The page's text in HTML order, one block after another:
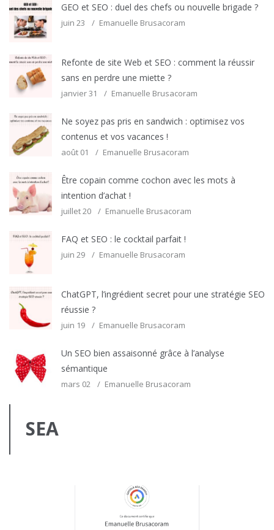
GEO et SEO : duel des chefs ou nouvelle brigade ?
juin 23 Emanuelle Brusacoram
Refonte de site Web et SEO : comment la réussir
sans en perdre une miette ?
janvier 31 Emanuelle Brusacoram
Ne soyez pas pris en sandwich : optimisez vos
contenus et vos vacances !
août 01 Emanuelle Brusacoram
Être copain comme cochon avec les mots à
intention d’achat !
juillet 20 Emanuelle Brusacoram
FAQ et SEO : le cocktail parfait !
juin 29 Emanuelle Brusacoram
ChatGPT, l’ingrédient secret pour une stratégie SEO
réussie ?
juin 19 Emanuelle Brusacoram
Un SEO bien assaisonné grâce à l’analyse
sémantique
mars 02 Emanuelle Brusacoram
SEA